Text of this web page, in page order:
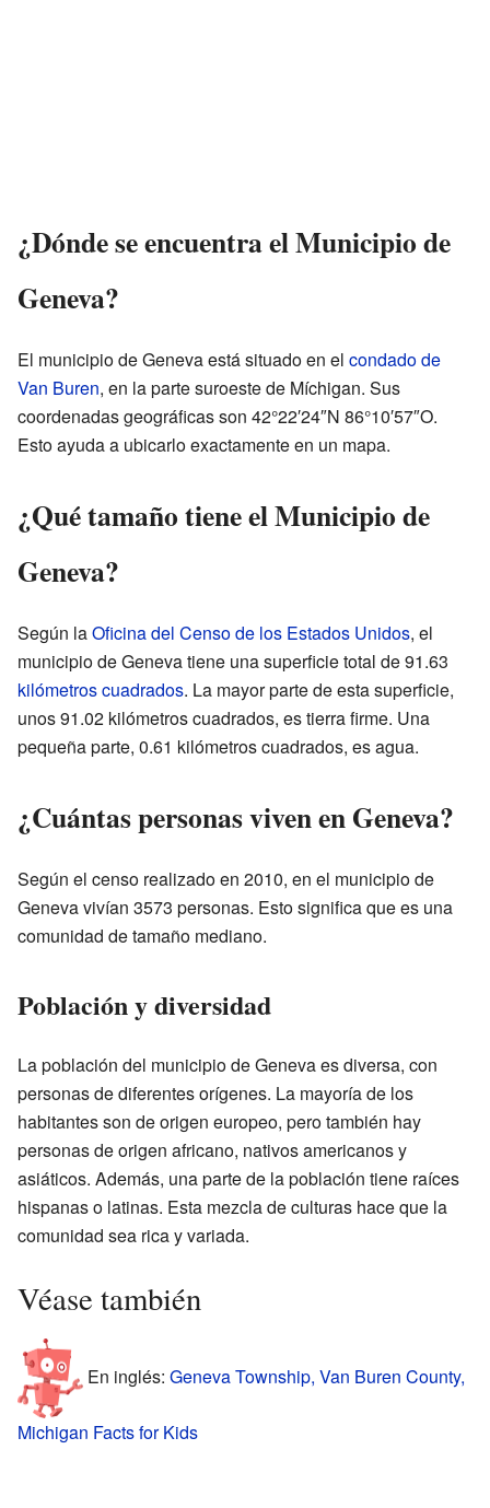
¿Dónde se encuentra el Municipio de
Geneva?
El municipio de Geneva está situado en el condado de
Van Buren, en la parte suroeste de Míchigan. Sus
coordenadas geográficas son 42°22′24″N 86°10′57″O.
Esto ayuda a ubicarlo exactamente en un mapa.
¿Qué tamaño tiene el Municipio de
Geneva?
Según laOficina del Censo de los Estados Unidos, el
municipio de Geneva tiene una superficie total de 91.63
kilómetros cuadrados. La mayor parte de esta superficie,
unos 91.02 kilómetros cuadrados, es tierra firme. Una
pequeña parte, 0.61 kilómetros cuadrados, es agua.
¿Cuántas personas viven en Geneva?
Según el censo realizado en 2010, en el municipio de
Geneva vivían 3573 personas. Esto significa que es una
comunidad de tamaño mediano.
Población y diversidad
La población del municipio de Geneva es diversa, con
personas de diferentes orígenes. La mayoría de los
habitantes son de origen europeo, pero también hay
personas de origen africano, nativos americanos y
asiáticos. Además, una parte de la población tiene raíces
hispanas o latinas. Esta mezcla de culturas hace que la
comunidad sea rica y variada.
Véase también
En inglés: Geneva Township, Van Buren County,
Michigan Facts for Kids